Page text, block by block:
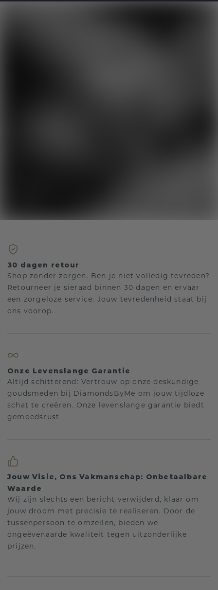
30 dagen retour
Shop zonder zorgen. Ben je niet volledig tevreden?
Retourneer je sieraad binnen 30 dagen en ervaar
een zorgeloze service. Jouw tevredenheid staat bij
ons voorop.
Onze Levenslange Garantie
Altijd schitterend: Vertrouw op onze deskundige
goudsmeden bij DiamondsByMe om jouw tijdloze
schat te creëren. Onze levenslange garantie biedt
gemoedsrust.
Jouw Visie, Ons Vakmanschap: Onbetaalbare
Waarde
Wij zijn slechts een bericht verwijderd, klaar om
jouw droom met precisie te realiseren. Door de
tussenpersoon te omzeilen, bieden we
ongeëvenaarde kwaliteit tegen uitzonderlijke
prijzen.